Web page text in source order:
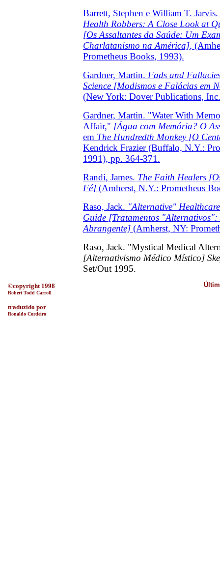
Barrett, Stephen e William T.
Health Robbers: A Close Look at
[Os Assaltantes da Saúde: Um
Charlatanismo na América],
Prometheus Books, 1993).
Gardner, Martin. Fads and
Science [Modismos e Falácias em
(New York: Dover Publications,
Gardner, Martin. "Water With
Affair," [Água com Memória? O
em The Hundredth Monkey [O
Kendrick Frazier (Buffalo, N.Y.:
1991), pp. 364-371.
Randi, James. The Faith Healers
Fé] (Amherst, N.Y.: Prometheus
Raso, Jack. "Alternative"
Guide [Tratamentos
Abrangente] (Amherst, NY:
Raso, Jack. "Mystical Medical
[Alternativismo Médico Místico]
Set/Out 1995.
©copyright 1998
Robert Todd Carroll
traduzido por
Ronaldo Cordeiro